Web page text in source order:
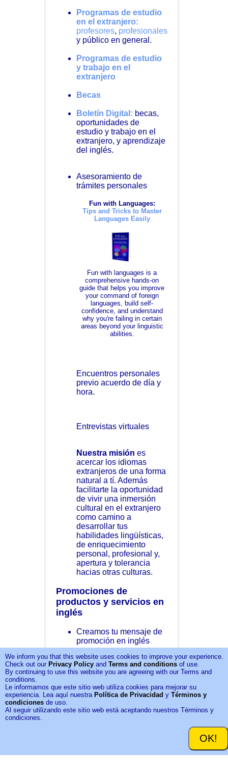
Programas de estudio
en el extranjero:
profesores, profesionales
y público en general.
Programas de estudio
y trabajo en el
extranjero
Becas
Boletín Digital: becas,
oportunidades de
estudio y trabajo en el
extranjero, y aprendizaje
del inglés.
Asesoramiento de
trámites personales
Fun with Languages:
Tips and Tricks to Master
Languages Easily
Fun with languages is a
comprehensive hands-on
guide that helps you improve
your command of foreign
languages, build self-
confidence, and understand
why you're failing in certain
areas beyond your linguistic
abilities.
Encuentros personales
previo acuerdo de día y
hora.
Entrevistas virtuales
Nuestra misión es
acercar los idiomas
extranjeros de una forma
natural a tí. Además
facilitarte la oportunidad
de vivir una inmersión
cultural en el extranjero
como camino a
desarrollar tus
habilidades lingüísticas,
de enriquecimiento
personal, profesional y,
apertura y tolerancia
hacias otras culturas.
Promociones de
productos y servicios en
inglés
Creamos tu mensaje de
promoción en inglés
Asesoramiento
comunicacional digital
en inglés para ventas
Más detalles aquí
¡Comienza ya!
We inform you that this website uses cookies to improve your experience.
Check out our Privacy Policy and Terms and conditions of use.
By continuing to use this website you are agreeing with our Terms and
conditions.
Le informamos que este sitio web utiliza cookies para mejorar su
experiencia. Lea aquí nuestra Política de Privacidad y Términos y
condiciones de uso.
Al seguir utilizando este sitio web está aceptando nuestros Términos y
condiciones.
OK!